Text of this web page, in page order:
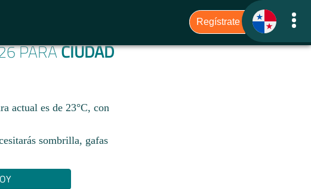
PARACIUDAD
actual es de 23°C, con
sombrilla, gafas